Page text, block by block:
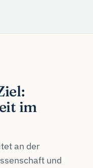
im
an der
und